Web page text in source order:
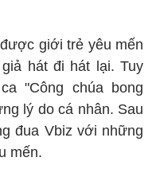
giới trẻ yêu mến
hát đi hát lại. Tuy
"Công chúa bong
lý do cá nhân. Sau
đua Vbiz với những
mến.